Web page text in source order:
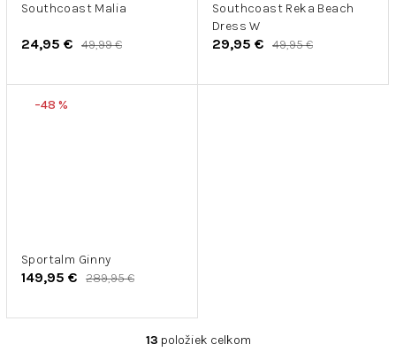
Southcoast Malia
24,95 € 49,99 €
Southcoast Reka Beach
Dress W
29,95 € 49,95 €
–48 %
Sportalm Ginny
149,95 € 289,95 €
O
13 položiek celkom